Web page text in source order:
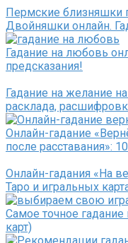
Пермские близняшки
Двойняшки онлайн.
Гадание на любовь
предсказания!
Гадание на желание
расклада,
Онлайн-гадание
после расставания»:
Онлайн-гадания «На
Таро и игральных
Самое точное гадание
карт)